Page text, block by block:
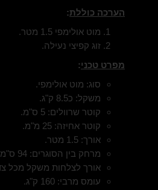
הערכה כוללת:
מוט אולימפי 1.5 מטר.
זוג קפיצי נעילה.
מפרט טכני:
סוג: מוט אולימפי.
משקל: כ8.5 ק"ג.
קוטר שרוולים: 5 ס"מ.
קוטר אחיזה: 25 מ"מ.
אורך: 1.5 מטר.
מרחק בין הסוגרים: 94 ס"מ.
אורך לצלחות משקל מכל צד: 25.5 ס"מ.
עומס מרבי: 160 ק"ג.